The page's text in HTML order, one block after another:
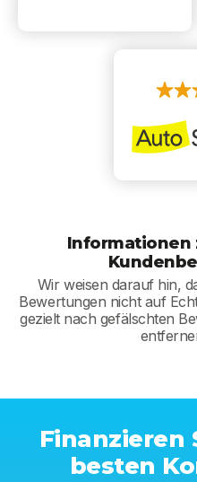
Informationen
Wir weisen darauf hin,
Bewertungen nicht auf
gezielt nach gefälschten
Finanzieren
besten